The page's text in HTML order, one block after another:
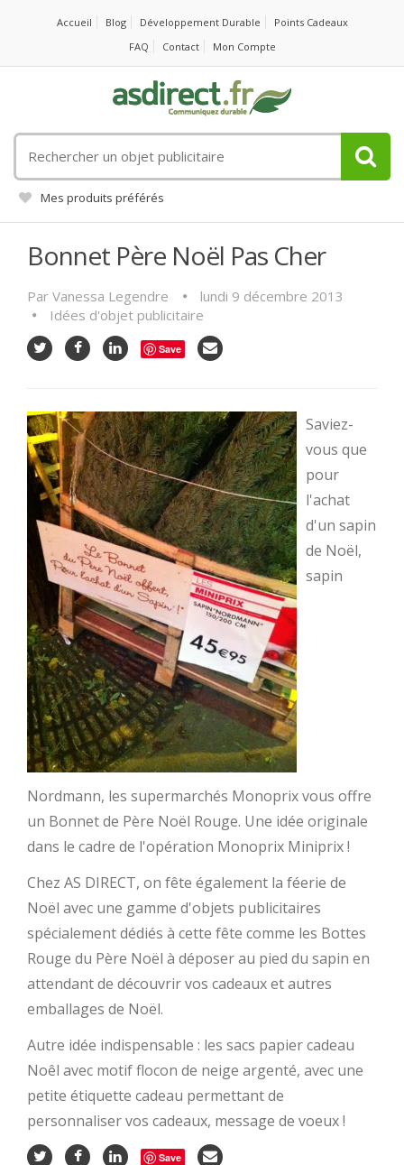
Accueil Blog Développement Durable
Points Cadeaux
FAQ
Contact Mon Compte
un
objet
publicitaire
Mes produits préférés
Bonnet Père Noël Pas Cher
Par Vanessa Legendre
lundi 9 décembre 2013
Idées d'objet publicitaire
Save
Saviez-
vous que
pour
l'achat
d'un sapin
de Noël,
sapin
Nordmann, les supermarchés Monoprix vous offre
un Bonnet de Père Noël Rouge. Une idée originale
dans le cadre de l'opération Monoprix Miniprix !
Chez AS DIRECT, on fête également la féerie de
Noël avec une gamme d'objets publicitaires
spécialement dédiés à cette fête comme les Bottes
Rouge du Père Noël à déposer au pied du sapin en
attendant de découvrir vos cadeaux et autres
emballages de Noël.
Autre idée indispensable : les sacs papier cadeau
Noêl avec motif flocon de neige argenté, avec une
petite étiquette cadeau permettant de
personnaliser vos cadeaux, message de voeux !
Save